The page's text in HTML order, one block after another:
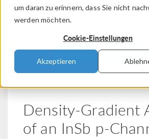
um daran zu erinnern, dass Sie nicht
werden möchten.
Cookie-Einstellungen
Akzeptieren
Nach Produkt filtern
Filtern
Density-Gradient
of an InSb p-